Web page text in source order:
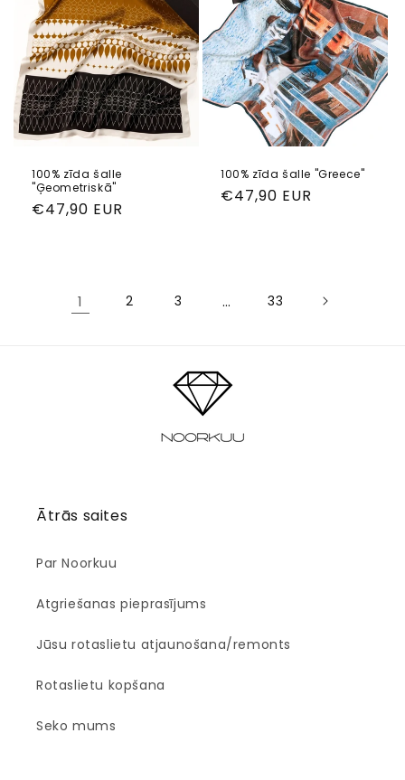
100% zīda šalle
"Ģeometriskā"
Parastā
€47,90 EUR
100% zīda šalle "Greece"
Parastā
€47,90 EUR
1 2 3 … 33
Ātrās saites
Par Noorkuu
Atgriešanas pieprasījums
Jūsu rotaslietu atjaunošana/remonts
Rotaslietu kopšana
Seko mums